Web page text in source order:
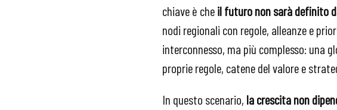
chiave è cheil futuro non sarà definito
nodi regionali con regole, alleanze e
interconnesso, ma più complesso: una
proprie regole, catene del valore e
In questo scenario, la crescita non